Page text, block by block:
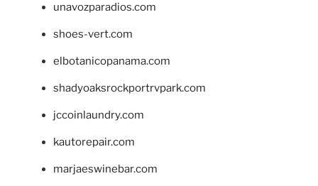
unavozparadios.com
shoes-vert.com
elbotanicopanama.com
shadyoaksrockportrvpark.com
jccoinlaundry.com
kautorepair.com
marjaeswinebar.com